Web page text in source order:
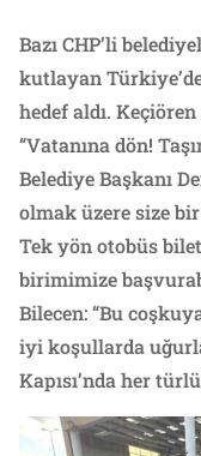
Bazı CHP’li
kutlayan
hedef aldı.
“Vatanına dön!
Belediye Başkanı
olmak üzere size
Tek yön otobüs
birimimize
Bilecen: “Bu
iyi koşullarda
Kapısı’nda her